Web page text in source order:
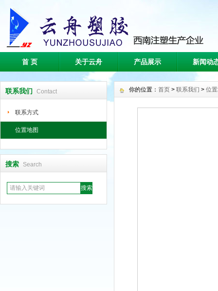
首 页 关于云舟 产品展示 新闻动
联系我们 Contact
联系方式
位置地图
搜索 Search
你的位置： 首页 > 联系我们 > 位